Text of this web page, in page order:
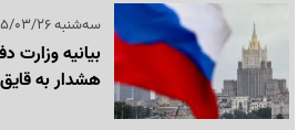
سه‌شنبه 1405/03/26 ساعت 23:15
بیانیه وزارت
هشدار به